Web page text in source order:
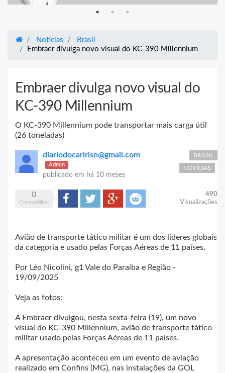
Notícias
Brasil
Embraer divulga novo visual do KC-390 Millennium
Embraer divulga novo visual do
KC-390 Millennium
O KC-390 Millennium pode transportar mais carga útil
(26 toneladas)
diariodocaririsn@gmail.com
Admin
publicado em há 10 meses
BRASIL
NOTÍCIAS
0
Compartilhar
Compartilhar
Tweet Google+ Reddit
490
Visualizações
Avião de transporte tático militar é um dos líderes globais
da categoria e usado pelas Forças Aéreas de 11 países.
Por Léo Nicolini, g1 Vale do Paraíba e Região -
19/09/2025
Veja as fotos:
A Embraer divulgou, nesta sexta-feira (19), um novo
visual do KC-390 Millennium, avião de transporte tático
militar usado pelas Forças Aéreas de 11 países.
A apresentação aconteceu em um evento de aviação
realizado em Confins (MG), nas instalações da GOL